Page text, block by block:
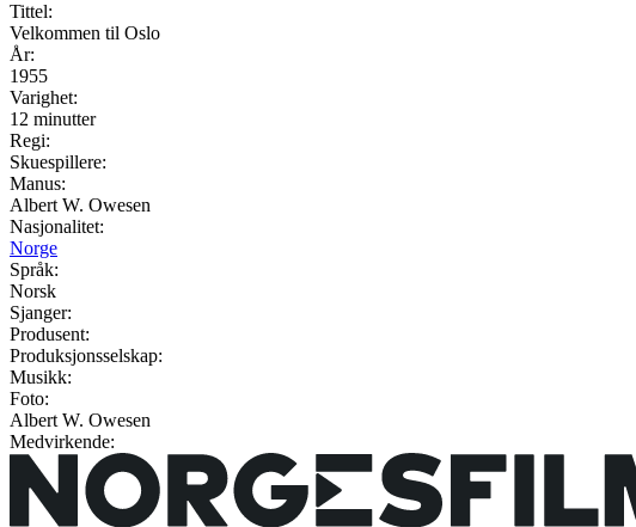
Tittel:
Velkommen til Oslo
År:
1955
Varighet:
12 minutter
Regi:
Skuespillere:
Manus:
Albert W. Owesen
Nasjonalitet:
Norge
Språk:
Norsk
Sjanger:
Produsent:
Produksjonsselskap:
Musikk:
Foto:
Albert W. Owesen
Medvirkende: